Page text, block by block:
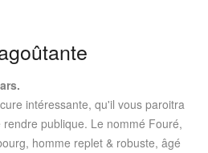
intéressante, qu'il vous paroitra
publique. Le nommé Fouré,
homme replet & robuste, âgé